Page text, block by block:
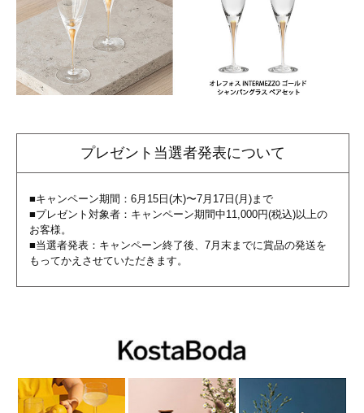
プレゼント当選者発表について
■キャンペーン期間：6月15日(木)〜7月17日(月)まで
■プレゼント対象者：キャンペーン期間中11,000円(税込)以上の
お客様。
■当選者発表：キャンペーン終了後、7月末までに賞品の発送を
もってかえさせていただきます。